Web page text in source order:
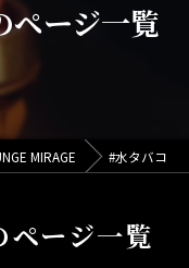
ページ一覧
MIRAGE #水タバコ
ージ一覧